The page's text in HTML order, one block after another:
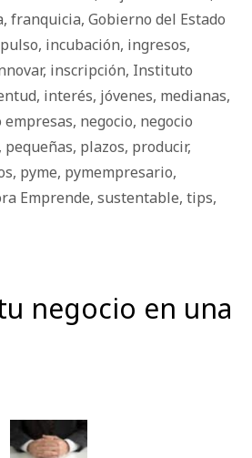
, franquicia, Gobierno del Estado
, incubación, ingresos,
, inscripción, Instituto
, interés, jóvenes, medianas,
empresas, negocio, negocio
, pequeñas, plazos, producir,
, pyme, pymempresario,
Emprende, sustentable, tips,
negocio en una